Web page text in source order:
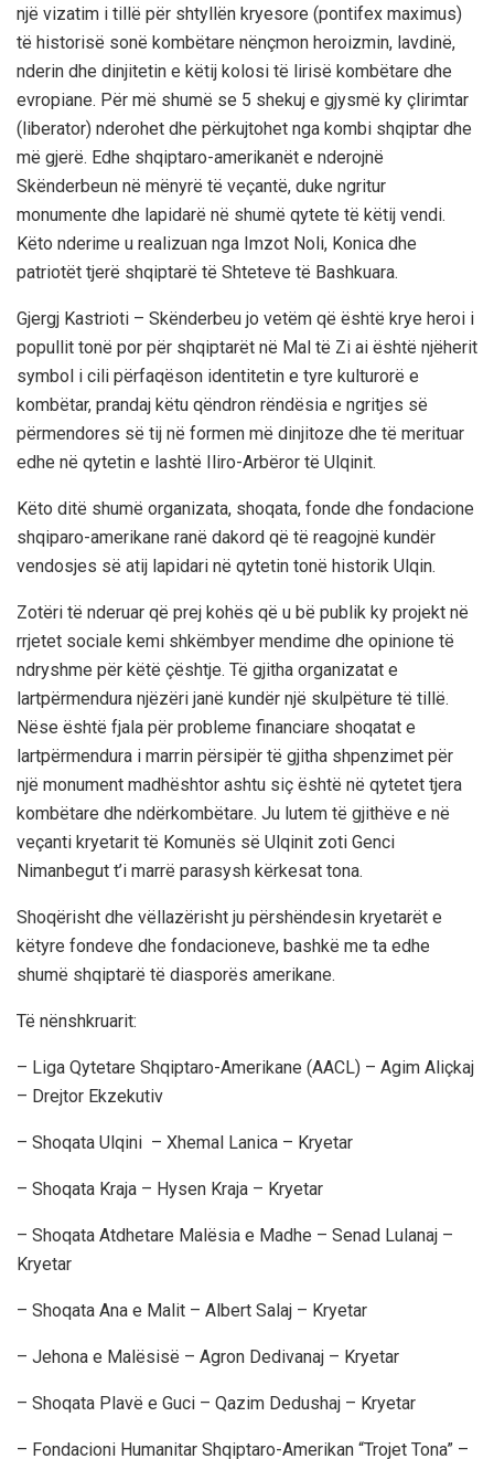
një vizatim i tillë për shtyllën kryesore (pontifex maximus)
të historisë sonë kombëtare nënçmon heroizmin, lavdinë,
nderin dhe dinjitetin e këtij kolosi të lirisë kombëtare dhe
evropiane. Për më shumë se 5 shekuj e gjysmë ky çlirimtar
(liberator) nderohet dhe përkujtohet nga kombi shqiptar dhe
më gjerë. Edhe shqiptaro-amerikanët e nderojnë
Skënderbeun në mënyrë të veçantë, duke ngritur
monumente dhe lapidarë në shumë qytete të këtij vendi.
Këto nderime u realizuan nga Imzot Noli, Konica dhe
patriotët tjerë shqiptarë të Shteteve të Bashkuara.
Gjergj Kastrioti – Skënderbeu jo vetëm që është krye heroi i
popullit tonë por për shqiptarët në Mal të Zi ai është njëherit
symbol i cili përfaqëson identitetin e tyre kulturorë e
kombëtar, prandaj këtu qëndron rëndësia e ngritjes së
përmendores së tij në formen më dinjitoze dhe të merituar
edhe në qytetin e lashtë Iliro-Arbëror të Ulqinit.
Këto ditë shumë organizata, shoqata, fonde dhe fondacione
shqiparo-amerikane ranë dakord që të reagojnë kundër
vendosjes së atij lapidari në qytetin tonë historik Ulqin.
Zotëri të nderuar që prej kohës që u bë publik ky projekt në
rrjetet sociale kemi shkëmbyer mendime dhe opinione të
ndryshme për këtë çështje. Të gjitha organizatat e
lartpërmendura njëzëri janë kundër një skulpëture të tillë.
Nëse është fjala për probleme financiare shoqatat e
lartpërmendura i marrin përsipër të gjitha shpenzimet për
një monument madhështor ashtu siç është në qytetet tjera
kombëtare dhe ndërkombëtare. Ju lutem të gjithëve e në
veçanti kryetarit të Komunës së Ulqinit zoti Genci
Nimanbegut t’i marrë parasysh kërkesat tona.
Shoqërisht dhe vëllazërisht ju përshëndesin kryetarët e
këtyre fondeve dhe fondacioneve, bashkë me ta edhe
shumë shqiptarë të diasporës amerikane.
Të nënshkruarit:
– Liga Qytetare Shqiptaro-Amerikane (AACL) – Agim Aliçkaj
– Drejtor Ekzekutiv
– Shoqata Ulqini – Xhemal Lanica – Kryetar
– Shoqata Kraja – Hysen Kraja – Kryetar
– Shoqata Atdhetare Malësia e Madhe – Senad Lulanaj –
Kryetar
– Shoqata Ana e Malit – Albert Salaj – Kryetar
– Jehona e Malësisë – Agron Dedivanaj – Kryetar
– Shoqata Plavë e Guci – Qazim Dedushaj – Kryetar
– Fondacioni Humanitar Shqiptaro-Amerikan “Trojet Tona” –